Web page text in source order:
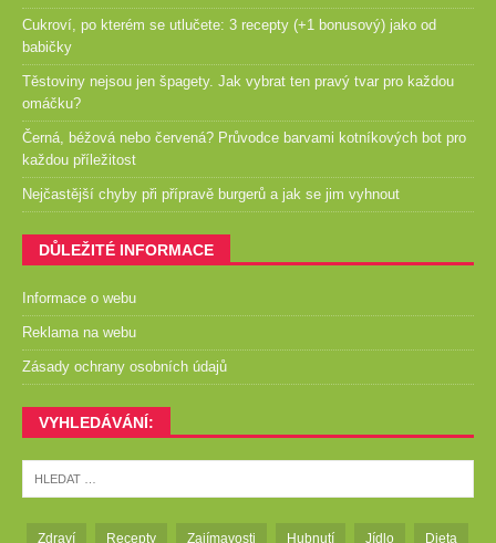
Cukroví, po kterém se utlučete: 3 recepty (+1 bonusový) jako od
babičky
Těstoviny nejsou jen špagety. Jak vybrat ten pravý tvar pro každou
omáčku?
Černá, béžová nebo červená? Průvodce barvami kotníkových bot pro
každou příležitost
Nejčastější chyby při přípravě burgerů a jak se jim vyhnout
DŮLEŽITÉ INFORMACE
Informace o webu
Reklama na webu
Zásady ochrany osobních údajů
VYHLEDÁVÁNÍ:
Zdraví Recepty Zajímavosti Hubnutí Jídlo Dieta